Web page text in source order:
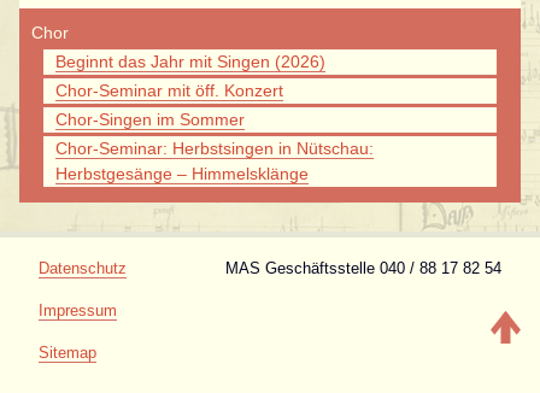
Chor
Beginnt das Jahr mit Singen (2026)
Chor-Seminar mit öff. Konzert
Chor-Singen im Sommer
Chor-Seminar: Herbstsingen in Nütschau:
Herbstgesänge – Himmelsklänge
MAS Geschäftsstelle 040 / 88 17 82 54
Navigation
Datenschutz
Impressum
Sitemap